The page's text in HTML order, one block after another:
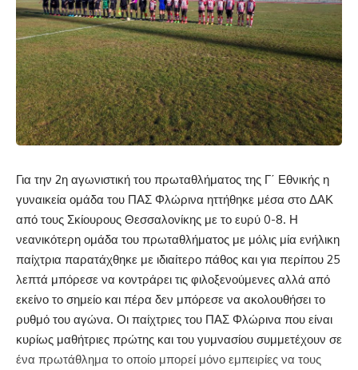
Για την 2η αγωνιστική του πρωταθλήματος της Γ΄ Εθνικής η
γυναικεία ομάδα του ΠΑΣ Φλώρινα ηττήθηκε μέσα στο ΔΑΚ
από τους Σκίουρους Θεσσαλονίκης με το ευρύ 0-8. Η
νεανικότερη ομάδα του πρωταθλήματος με μόλις μία ενήλικη
παίχτρια παρατάχθηκε με ιδιαίτερο πάθος και για περίπου 25
λεπτά μπόρεσε να κοντράρει τις φιλοξενούμενες αλλά από
εκείνο το σημείο και πέρα δεν μπόρεσε να ακολουθήσει το
ρυθμό του αγώνα. Οι παίχτριες του ΠΑΣ Φλώρινα που είναι
κυρίως μαθήτριες πρώτης και του γυμνασίου συμμετέχουν σε
ένα πρωτάθλημα το οποίο μπορεί μόνο εμπειρίες να τους